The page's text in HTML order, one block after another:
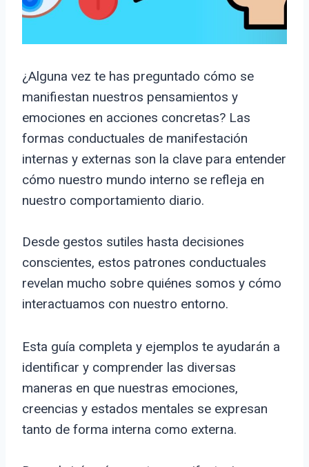
¿Alguna vez te has preguntado cómo se
manifiestan nuestros pensamientos y
emociones en acciones concretas? Las
formas conductuales de manifestación
internas y externas son la clave para entender
cómo nuestro mundo interno se refleja en
nuestro comportamiento diario.
Desde gestos sutiles hasta decisiones
conscientes, estos patrones conductuales
revelan mucho sobre quiénes somos y cómo
interactuamos con nuestro entorno.
Esta guía completa y ejemplos te ayudarán a
identificar y comprender las diversas
maneras en que nuestras emociones,
creencias y estados mentales se expresan
tanto de forma interna como externa.